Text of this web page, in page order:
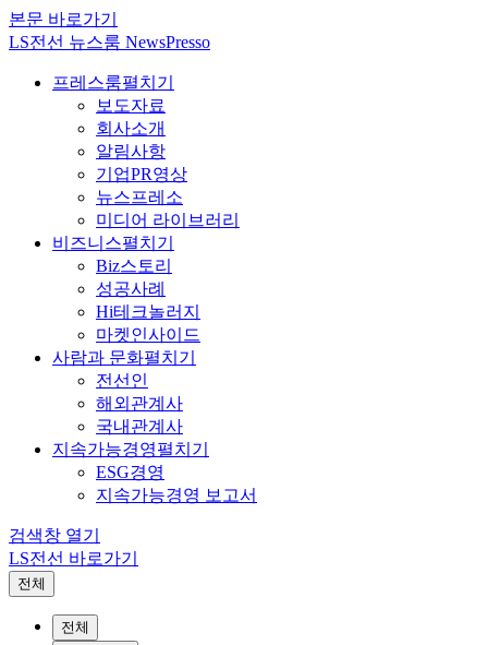
본문 바로가기
LS전선 뉴스룸 NewsPresso
프레스룸펼치기
보도자료
회사소개
알림사항
기업PR영상
뉴스프레소
미디어 라이브러리
비즈니스펼치기
Biz스토리
성공사례
Hi테크놀러지
마켓인사이드
사람과 문화펼치기
전선인
해외관계사
국내관계사
지속가능경영펼치기
ESG경영
지속가능경영 보고서
검색창 열기
LS전선 바로가기
전체
전체